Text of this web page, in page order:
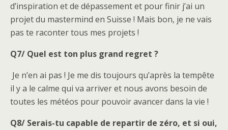
d’inspiration et de dépassement et pour finir j’ai un
projet du mastermind en Suisse ! Mais bon, je ne vais
pas te raconter tous mes projets !
Q7/ Quel est ton plus grand regret ?
Je n’en ai pas ! Je me dis toujours qu’après la tempête
il y a le calme qui va arriver et nous avons besoin de
toutes les météos pour pouvoir avancer dans la vie !
Q8/ Serais-tu capable de repartir de zéro, et si oui,